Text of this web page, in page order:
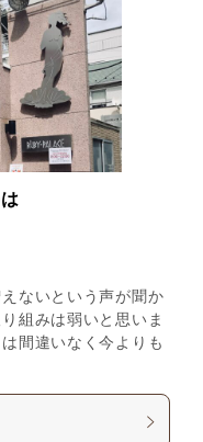
ないという声が聞か
組みは弱いと思いま
間違いなく今よりも